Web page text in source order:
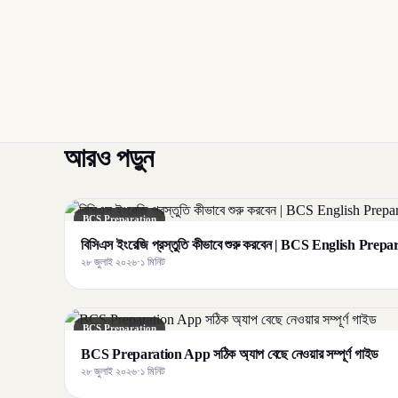
আরও পড়ুন
BCS Preparation
বিসিএস ইংরেজি প্রস্তুতি কীভাবে শুরু করবেন | BCS English
২৮ জুলাই ২০২৬·১ মিনিট
BCS Preparation
BCS Preparation App সঠিক অ্যাপ বেছে নেওয়ার সম্পূর্ণ গাইড
২৮ জুলাই ২০২৬·১ মিনিট